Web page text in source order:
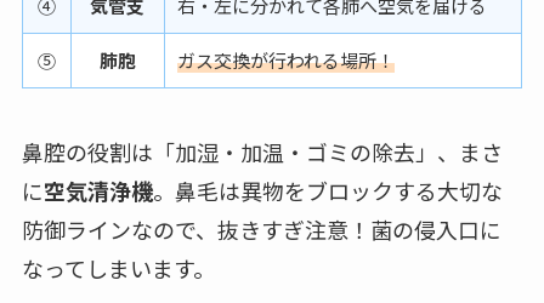
④ 気管支 右・左に分かれて各肺へ空気を届ける
⑤ 肺胞 ガス交換が行われる場所！
鼻腔の役割は「加湿・加温・ゴミの除去」、まさ
に空気清浄機。鼻毛は異物をブロックする大切な
防御ラインなので、抜きすぎ注意！菌の侵入口に
なってしまいます。